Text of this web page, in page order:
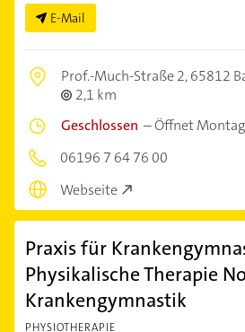
E-Mail
Prof.-Much-Straße 2,65812
2,1 km
Geschlossen –Öffnet
06196 7 64 76 00
Webseite
Praxis für
Physikalische Therapie
Krankengymnastik
PHYSIOTHERAPIE